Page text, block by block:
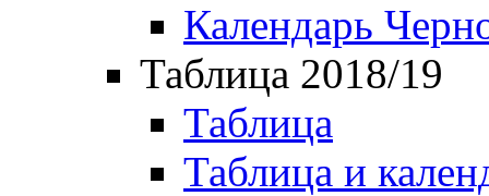
Календарь
Таблица 2018/19
Таблица
Таблица и